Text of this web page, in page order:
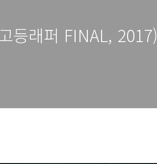
등래퍼 FINAL, 2017)